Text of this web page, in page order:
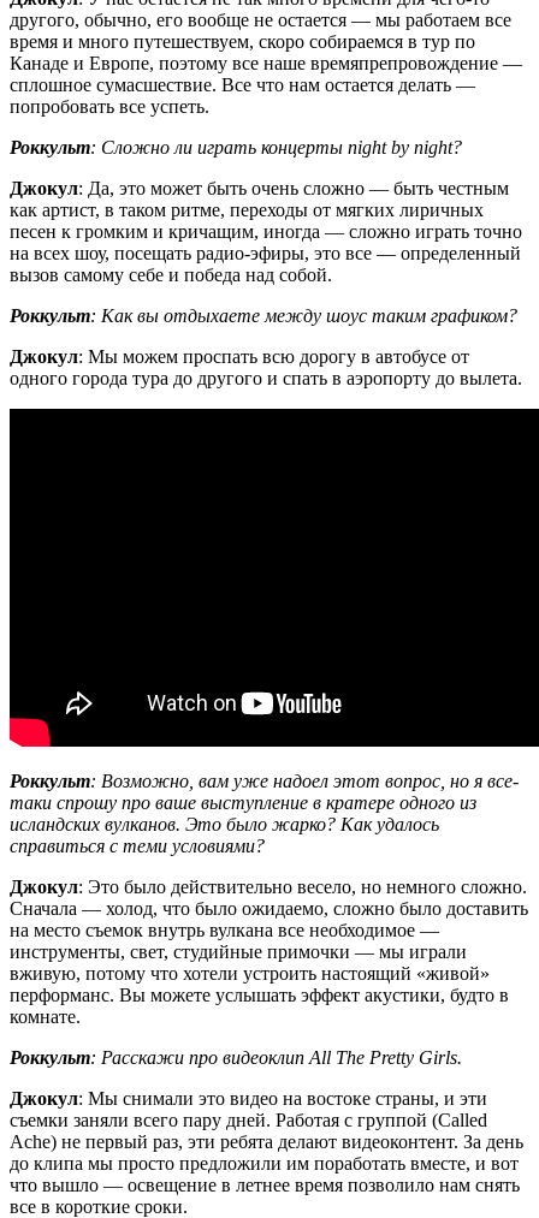
другого, обычно, его вообще не остается — мы работаем все
время и много путешествуем, скоро собираемся в тур по
Канаде и Европе, поэтому все наше времяпрепровождение —
сплошное сумасшествие. Все что нам остается делать —
попробовать все успеть.
Роккульт: Сложно ли играть концерты night by night?
Джокул: Да, это может быть очень сложно — быть честным
как артист, в таком ритме, переходы от мягких лиричных
песен к громким и кричащим, иногда — сложно играть точно
на всех шоу, посещать радио-эфиры, это все — определенный
вызов самому себе и победа над собой.
Роккульт: Как вы отдыхаете между шоус таким графиком?
Джокул: Мы можем проспать всю дорогу в автобусе от
одного города тура до другого и спать в аэропорту до вылета.
Роккульт: Возможно, вам уже надоел этот вопрос, но я все-
таки спрошу про ваше выступление в кратере одного из
исландских вулканов. Это было жарко? Как удалось
справиться с теми условиями?
Джокул: Это было действительно весело, но немного сложно.
Сначала — холод, что было ожидаемо, сложно было доставить
на место съемок внутрь вулкана все необходимое —
инструменты, свет, студийные примочки — мы играли
вживую, потому что хотели устроить настоящий «живой»
перформанс. Вы можете услышать эффект акустики, будто в
комнате.
Роккульт: Расскажи про видеоклип All The Pretty Girls.
Джокул: Мы снимали это видео на востоке страны, и эти
съемки заняли всего пару дней. Работая с группой (Called
Ache) не первый раз, эти ребята делают видеоконтент. За день
до клипа мы просто предложили им поработать вместе, и вот
что вышло — освещение в летнее время позволило нам снять
все в короткие сроки.